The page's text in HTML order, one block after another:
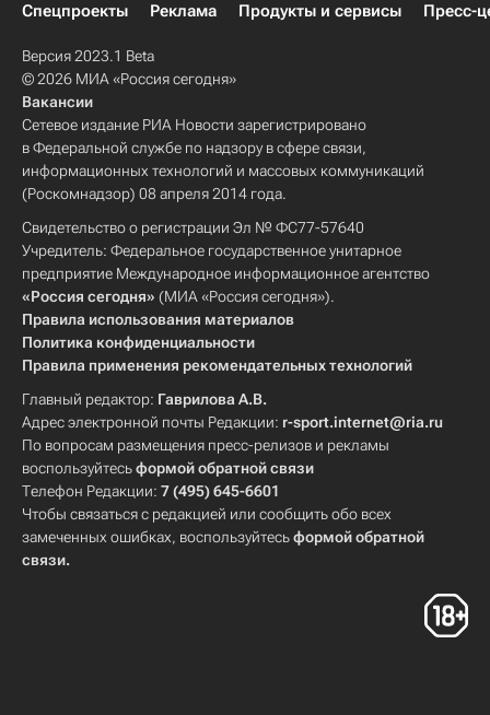
Спецпроекты
Реклама Продукты и сервисы Пресс-
Версия 2023.1 Beta
© 2026 МИА «Россия сегодня»
Вакансии
Сетевое издание РИА Новости зарегистрировано
в Федеральной службе по надзору в сфере связи,
информационных технологий и массовых коммуникаций
(Роскомнадзор) 08 апреля 2014 года.
Свидетельство о регистрации Эл № ФС77-57640
Учредитель: Федеральное государственное унитарное
предприятие Международное информационное агентство
«Россия сегодня» (МИА «Россия сегодня»).
Правила использования материалов
Политика конфиденциальности
Правила применения рекомендательных технологий
Главный редактор: Гаврилова А.В.
Адрес электронной почты Редакции: r-sport.internet@ria.ru
По вопросам размещения пресс-релизов и рекламы
воспользуйтесьформой обратной связи
Телефон Редакции: 7 (495) 645-6601
Чтобы связаться с редакцией или сообщить обо всех
замеченных ошибках, воспользуйтесьформой обратной
связи.